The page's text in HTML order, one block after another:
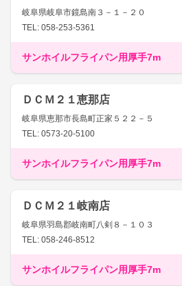
岐阜県岐阜市鏡島南３－１－２０
TEL: 058-253-5361
サンホイルフライパン用厚手7m
ＤＣＭ２１恵那店
岐阜県恵那市長島町正家５２２－５
TEL: 0573-20-5100
サンホイルフライパン用厚手7m
ＤＣＭ２１岐南店
岐阜県羽島郡岐南町八剣８－１０３
TEL: 058-246-8512
サンホイルフライパン用厚手7m